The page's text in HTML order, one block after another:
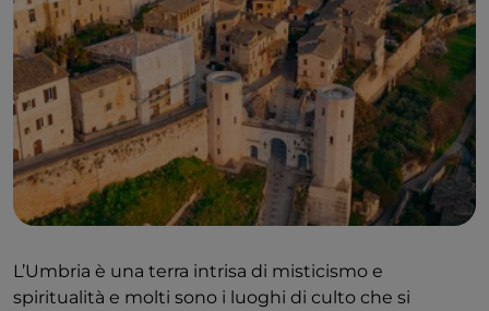
una delle scoperte più straordinarie degli ultimi anni.
Nel 2005, appena fuori le mura di Spello venne
rinvenuto un complesso monumentale romano con
un pavimento a mosaico di circa 500 metri.
AFoligno, la Piazza della Repubblica con Palazzo
Trinci, ricco di musei e affreschi, il Palazzo Comunale
e quello del Podestà restituiscono l’immagine di una
città nobile e colta. Altro palazzo nobiliare è Palazzo
perdere la Calamita Cosmica, opera d’arte
contemporanea di De Dominicis esposta all’interno
L’Umbria è una terra intrisa di misticismo e
spiritualità e molti sono i luoghi di culto che si